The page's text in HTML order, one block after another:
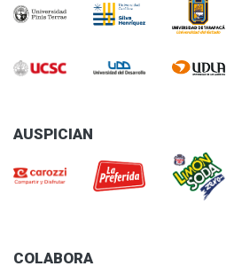
AUSPICIAN
COLABORA